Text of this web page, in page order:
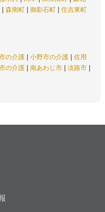
森南町 御影石町
住吉東町
の介護 小野市の介護
佐用
の介護 南あわじ市 淡路市